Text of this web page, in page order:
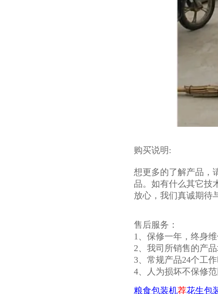
购买说明:
想更多的了解产品，
品。如有什么其它技
放心，我们真诚期待
售后服务：
1、保修一年，终身
2、我司所销售的产
3、常规产品24个工
4、人为损坏不保修
粮食包装机荐花生包